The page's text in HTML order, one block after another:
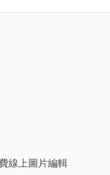
線上圖片編輯